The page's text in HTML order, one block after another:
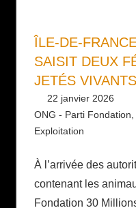
ÎLE-DE-
SAISIT DEUX
JETÉS
22 janvier 2026
ONG - Parti Fondation
Exploitation
À l’arrivée des
contenant les
Fondation 30